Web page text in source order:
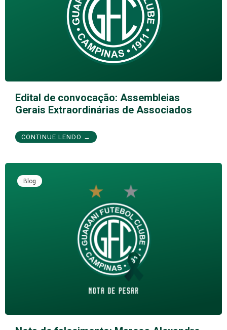
Edital de convocação: Assembleias
Gerais Extraordinárias de Associados
CONTINUE LENDO →
Blog